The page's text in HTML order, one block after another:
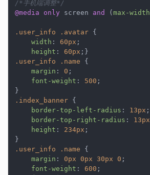
/*手机端调整*/
@media
only screen and ( max-width
.user_info .avatar {
width : 60px ;
height : 60px
.user_info
.name {
margin : 0 ;
font-weight : 500 ;
.index_banner {
border-top-left-radius : 13px ;
border-top-right-radius : 13px
height : 234px ;
.user_info
.name {
margin : 0px 0px 30px 0 ;
font-weight : 600 ;